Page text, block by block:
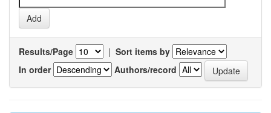
Results/Page | Sort items by
In order
Authors/record